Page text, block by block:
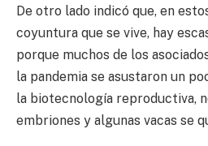
De otro lado indicó que, en
coyuntura que se vive, hay
porque muchos de los
la pandemia se asustaron un
la biotecnología reproductiva,
embriones y algunas vacas se